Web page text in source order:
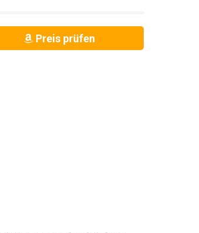
Preis prüfen